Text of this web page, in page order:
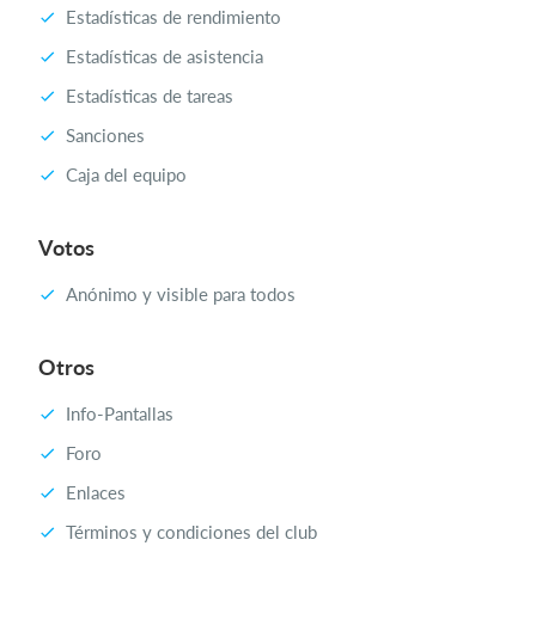
Estadísticas de rendimiento
Estadísticas de asistencia
Estadísticas de tareas
Sanciones
Caja del equipo
Votos
Anónimo y visible para todos
Otros
Info-Pantallas
Foro
Enlaces
Términos y condiciones del club